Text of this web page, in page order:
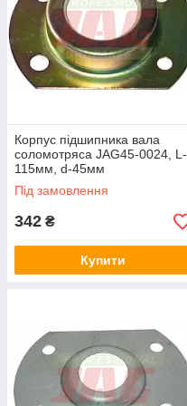
Корпус підшипника вала
соломотряса JAG45-0024, L-
115мм, d-45мм
Під замовлення
342 ₴
Купити